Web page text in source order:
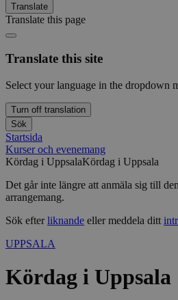
Translate
Translate this page
Translate this site
Select your language in the dropdown
Turn off translation
Sök
Startsida
Kurser och evenemang
Kördag i UppsalaKördag i Uppsala
Det går inte längre att anmäla sig till
arrangemang.
Sök efterliknande eller meddela ditt
UPPSALA
Kördag i Uppsala